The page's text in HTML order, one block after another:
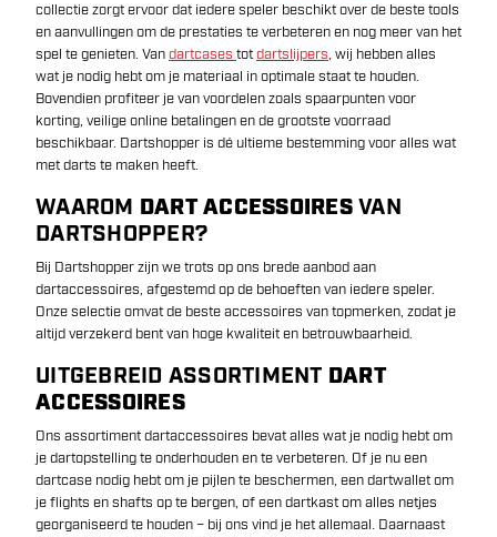
collectie zorgt ervoor dat iedere speler beschikt over de beste tools
en aanvullingen om de prestaties te verbeteren en nog meer van het
spel te genieten. Vandartcases totdartslijpers, wij hebben alles
wat je nodig hebt om je materiaal in optimale staat te houden.
Bovendien profiteer je van voordelen zoals spaarpunten voor
korting, veilige online betalingen en de grootste voorraad
beschikbaar. Dartshopper is dé ultieme bestemming voor alles wat
met darts te maken heeft.
WAAROM DART ACCESSOIRESVAN
DARTSHOPPER?
Bij Dartshopper zijn we trots op ons brede aanbod aan
dartaccessoires, afgestemd op de behoeften van iedere speler.
Onze selectie omvat de beste accessoires van topmerken, zodat je
altijd verzekerd bent van hoge kwaliteit en betrouwbaarheid.
UITGEBREID ASSORTIMENT DART
ACCESSOIRES
Ons assortiment dartaccessoires bevat alles wat je nodig hebt om
je dartopstelling te onderhouden en te verbeteren. Of je nu een
dartcase nodig hebt om je pijlen te beschermen, een dartwallet om
je flights en shafts op te bergen, of een dartkast om alles netjes
georganiseerd te houden – bij ons vind je het allemaal. Daarnaast